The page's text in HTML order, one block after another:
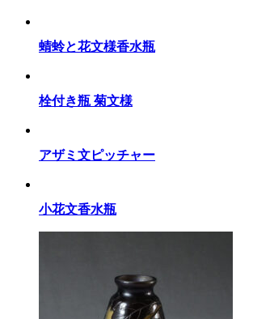
蜻蛉と花文様香水瓶
栓付き瓶 菊文様
アザミ文ピッチャー
小花文香水瓶